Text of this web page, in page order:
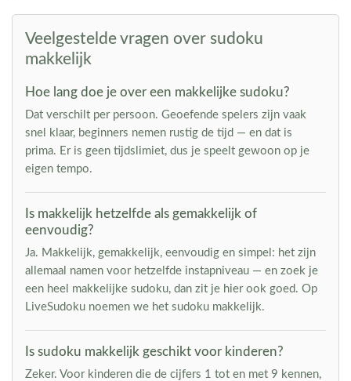
Veelgestelde vragen over sudoku
makkelijk
Hoe lang doe je over een makkelijke sudoku?
Dat verschilt per persoon. Geoefende spelers zijn vaak
snel klaar, beginners nemen rustig de tijd — en dat is
prima. Er is geen tijdslimiet, dus je speelt gewoon op je
eigen tempo.
Is makkelijk hetzelfde als gemakkelijk of
eenvoudig?
Ja. Makkelijk, gemakkelijk, eenvoudig en simpel: het zijn
allemaal namen voor hetzelfde instapniveau — en zoek je
een heel makkelijke sudoku, dan zit je hier ook goed. Op
LiveSudoku noemen we het sudoku makkelijk.
Is sudoku makkelijk geschikt voor kinderen?
Zeker. Voor kinderen die de cijfers 1 tot en met 9 kennen,